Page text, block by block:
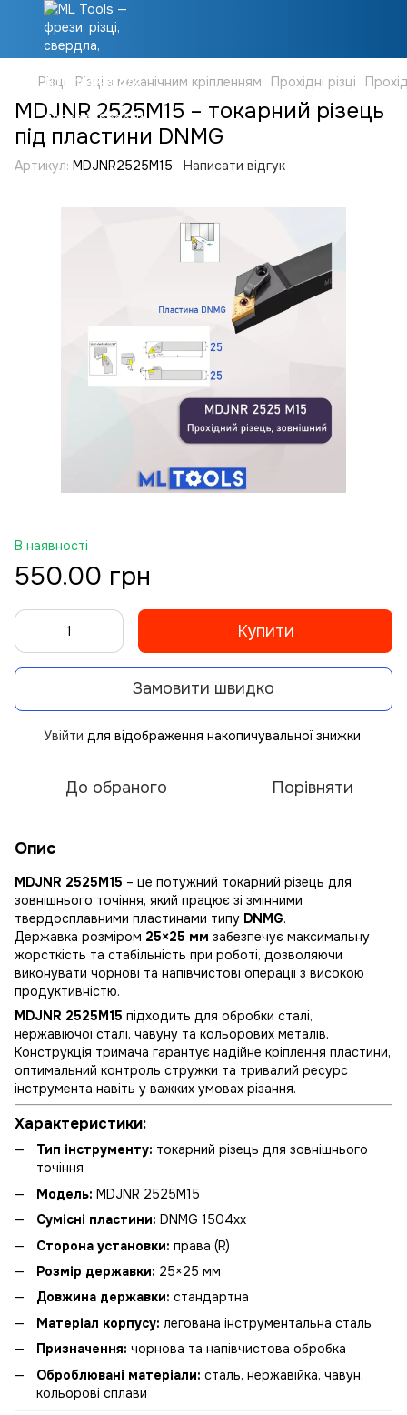
Різці Різці з механічним кріпленням Прохідні різці
MDJNR 2525M15 – токарний різець
під пластини DNMG
Артикул: MDJNR2525M15 Написати відгук
В наявності
550.00 грн
Купити
Замовити швидко
Увійти для відображення накопичувальної знижки
До обраного Порівняти
Опис
MDJNR 2525M15 – це потужний токарний різець для
зовнішнього точіння, який працює зі змінними
твердосплавними пластинами типу DNMG.
Державка розміром 25×25 мм забезпечує максимальну
жорсткість та стабільність при роботі, дозволяючи
виконувати чорнові та напівчистові операції з високою
продуктивністю.
MDJNR 2525M15 підходить для обробки сталі,
нержавіючої сталі, чавуну та кольорових металів.
Конструкція тримача гарантує надійне кріплення пластини,
оптимальний контроль стружки та тривалий ресурс
інструмента навіть у важких умовах різання.
Характеристики:
Тип інструменту: токарний різець для зовнішнього
точіння
Модель: MDJNR 2525M15
Сумісні пластини: DNMG 1504xx
Сторона установки: права (R)
Розмір державки: 25×25 мм
Довжина державки: стандартна
Матеріал корпусу: легована інструментальна сталь
Призначення: чорнова та напівчистова обробка
Оброблювані матеріали: сталь, нержавійка, чавун,
кольорові сплави